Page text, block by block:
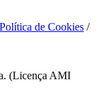
Política de Cookies /
(Licença AMI